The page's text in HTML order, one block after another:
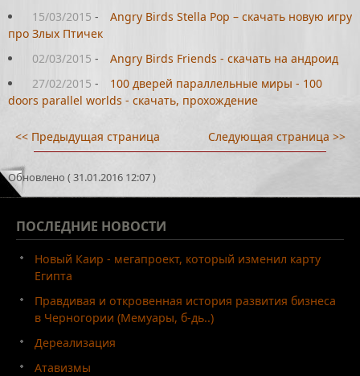
15/03/2015 -
Angry Birds Stella Pop – скачать новую игру
про Злых Птичек
02/03/2015 -
Angry Birds Friends - скачать на андроид
27/02/2015 -
100 дверей параллельные миры - 100
doors parallel worlds - скачать, прохождение
<< Предыдущая страница Следующая страница >>
Обновлено ( 31.01.2016 12:07 )
ПОСЛЕДНИЕ НОВОСТИ
Новый Каир - мегапроект, который изменил карту
Египта
Правдивая и откровенная история развития бизнеса
в Черногории (Мемуары, б-дь..)
Дереализация
Атавизмы